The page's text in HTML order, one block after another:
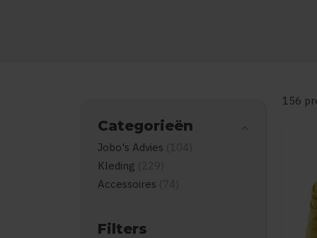
Categorieën
Jobo's Advies
Kleding
Accessoires
Filters
156